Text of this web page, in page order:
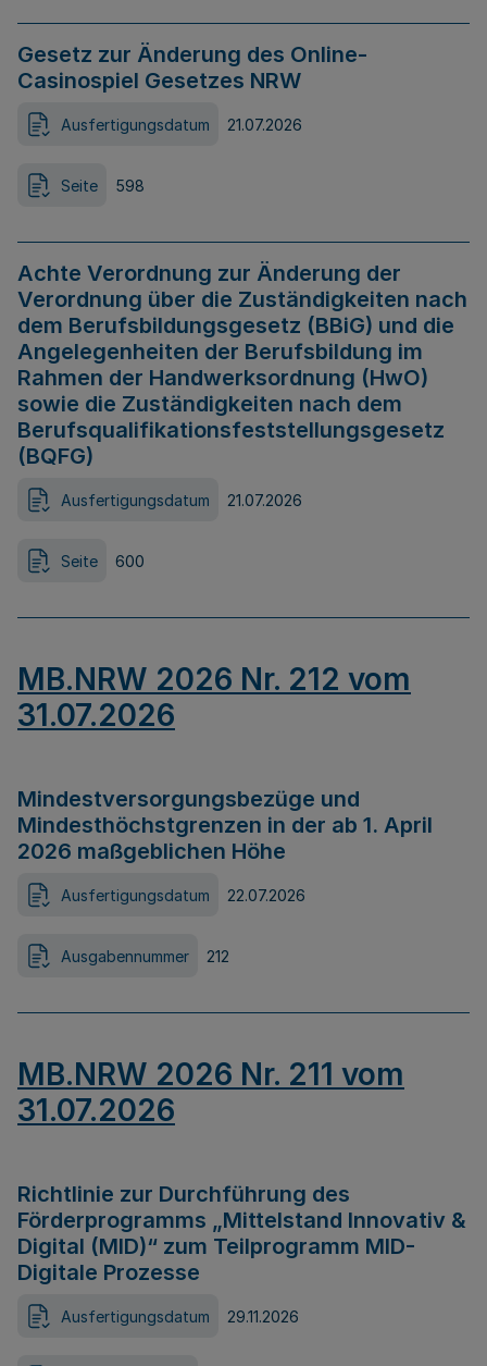
Gesetz zur Änderung des Online-
Casinospiel Gesetzes NRW
Ausfertigungsdatum 21.07.2026
Seite 598
Achte Verordnung zur Änderung der
Verordnung über die Zuständigkeiten nach
dem Berufsbildungsgesetz (BBiG) und die
Angelegenheiten der Berufsbildung im
Rahmen der Handwerksordnung (HwO)
sowie die Zuständigkeiten nach dem
Berufsqualifikationsfeststellungsgesetz
(BQFG)
Ausfertigungsdatum 21.07.2026
Seite 600
MB.NRW 2026 Nr. 212 vom
31.07.2026
Mindestversorgungsbezüge und
Mindesthöchstgrenzen in der ab 1. April
2026 maßgeblichen Höhe
Ausfertigungsdatum 22.07.2026
Ausgabennummer 212
MB.NRW 2026 Nr. 211 vom
31.07.2026
Richtlinie zur Durchführung des
Förderprogramms „Mittelstand Innovativ &
Digital (MID)“ zum Teilprogramm MID-
Digitale Prozesse
Ausfertigungsdatum 29.11.2026